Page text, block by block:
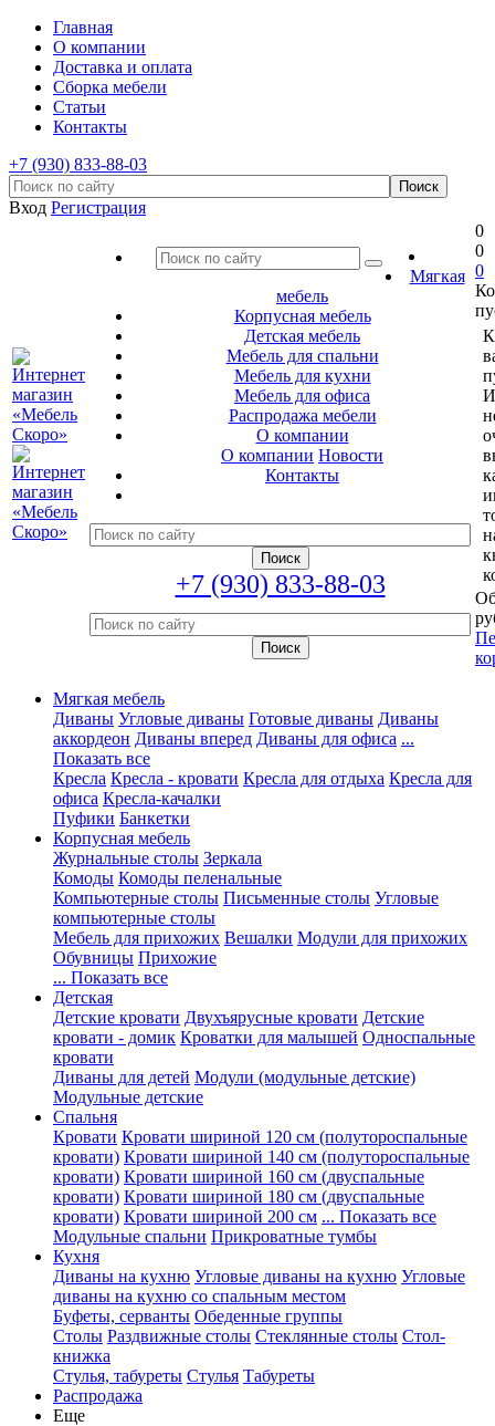
Главная
О компании
Доставка и оплата
Сборка мебели
Статьи
Контакты
+7 (930) 833-88-03
Вход Регистрация
Мягкая
мебель
Корпусная мебель
Детская мебель
Мебель для спальни
Мебель для кухни
Мебель для офиса
Распродажа мебели
О компании
О компании Новости
Контакты
+7 (930) 833-88-03
0
0
0
Мягкая мебель
Диваны Угловые диваны Готовые диваны Диваны
аккордеон Диваны вперед Диваны для офиса ...
Показать все
Кресла Кресла - кровати Кресла для отдыха Кресла для
офиса Кресла-качалки
Пуфики Банкетки
Корпусная мебель
Журнальные столы Зеркала
Комоды Комоды пеленальные
Компьютерные столы Письменные столы Угловые
компьютерные столы
Мебель для прихожих Вешалки Модули для прихожих
Обувницы Прихожие
... Показать все
Детская
Детские кровати Двухъярусные кровати Детские
кровати - домик Кроватки для малышей Односпальные
кровати
Диваны для детей Модули (модульные детские)
Модульные детские
Спальня
Кровати Кровати шириной 120 см (полутороспальные
кровати) Кровати шириной 140 см (полутороспальные
кровати) Кровати шириной 160 см (двуспальные
кровати) Кровати шириной 180 см (двуспальные
кровати) Кровати шириной 200 см ... Показать все
Модульные спальни Прикроватные тумбы
Кухня
Диваны на кухню Угловые диваны на кухню Угловые
диваны на кухню со спальным местом
Буфеты, серванты Обеденные группы
Столы Раздвижные столы Стеклянные столы Стол-
книжка
Стулья, табуреты Стулья Табуреты
Распродажа
Еще